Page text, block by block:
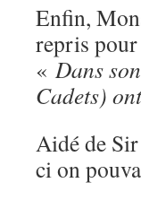
Enfin,
repris
« Dans
Cadets)
Aidé de
ci on